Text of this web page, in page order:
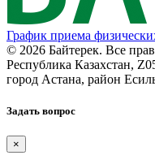
График приема
© 2026 Байтерек. Все
Республика Казахстан,
город Астана, район
Задать вопрос
×